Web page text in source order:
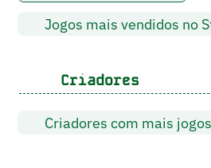
Jogos mais vendidos no
Criadores
Criadores com mais